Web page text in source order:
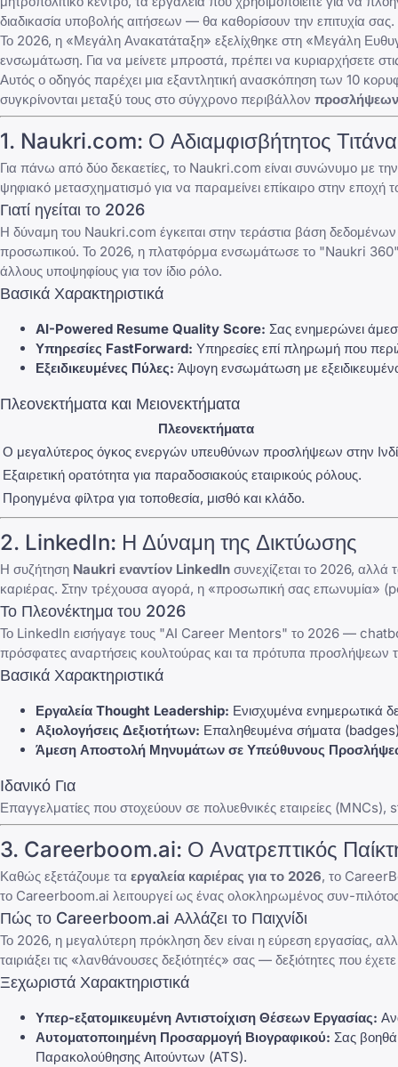
διαδικασία υποβολής αιτήσεων — θα καθορίσουν την επιτυχία σας.
Το 2026, η «Μεγάλη Ανακατάταξη» εξελίχθηκε στη «Μεγάλη
ενσωμάτωση. Για να μείνετε μπροστά, πρέπει να κυριαρχήσετε
Αυτός ο οδηγός παρέχει μια εξαντλητική ανασκόπηση των 10
συγκρίνονται μεταξύ τους στο σύγχρονο περιβάλλον προσλήψεων
1. Naukri.com: Ο Αδιαμφισβήτητος
Για πάνω από δύο δεκαετίες, το Naukri.com είναι συνώνυμο με
ψηφιακό μετασχηματισμό για να παραμείνει επίκαιρο στην εποχή
Γιατί ηγείται το 2026
Η δύναμη του Naukri.com έγκειται στην τεράστια βάση
προσωπικού. Το 2026, η πλατφόρμα ενσωμάτωσε το "Naukri 360",
άλλους υποψηφίους για τον ίδιο ρόλο.
Βασικά Χαρακτηριστικά
AI-Powered Resume Quality Score: Σας ενημερώνει
Υπηρεσίες FastForward: Υπηρεσίες επί πληρωμή που
Εξειδικευμένες Πύλες: Άψογη ενσωμάτωση με
Πλεονεκτήματα και Μειονεκτήματα
Πλεονεκτήματα
Ο μεγαλύτερος όγκος ενεργών υπευθύνων προσλήψεων στην
Εξαιρετική ορατότητα για παραδοσιακούς εταιρικούς ρόλους.
Προηγμένα φίλτρα για τοποθεσία, μισθό και κλάδο.
2. LinkedIn: Η Δύναμη της Δικτύωσης
Η συζήτηση Naukri εναντίον LinkedIn συνεχίζεται το 2026, αλλά
καριέρας. Στην τρέχουσα αγορά, η «προσωπική σας επωνυμία»
Το Πλεονέκτημα του 2026
Το LinkedIn εισήγαγε τους "AI Career Mentors" το 2026 —
πρόσφατες αναρτήσεις κουλτούρας και τα πρότυπα προσλήψεων
Βασικά Χαρακτηριστικά
Εργαλεία Thought Leadership: Ενισχυμένα ενημερωτικά
Αξιολογήσεις Δεξιοτήτων: Επαληθευμένα σήματα
Άμεση Αποστολή Μηνυμάτων σε Υπεύθυνους
Ιδανικό Για
Επαγγελματίες που στοχεύουν σε πολυεθνικές εταιρείες
3. Careerboom.ai: Ο Ανατρεπτικός
Καθώς εξετάζουμε τα εργαλεία καριέρας για το 2026, το
το Careerboom.ai λειτουργεί ως ένας ολοκληρωμένος συν-
Πώς το Careerboom.ai Αλλάζει το Παιχνίδι
Το 2026, η μεγαλύτερη πρόκληση δεν είναι η εύρεση εργασίας,
ταιριάξει τις «λανθάνουσες δεξιότητές» σας — δεξιότητες που
Ξεχωριστά Χαρακτηριστικά
Υπερ-εξατομικευμένη Αντιστοίχιση Θέσεων Εργασίας:
Αυτοματοποιημένη Προσαρμογή Βιογραφικού: Σας βοηθά
Παρακολούθησης Αιτούντων (ATS).